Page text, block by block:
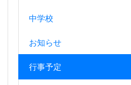
中学校
お知らせ
行事予定